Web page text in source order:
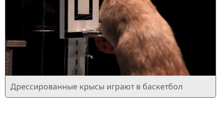
Дрессированные крысы играют в баскетбол